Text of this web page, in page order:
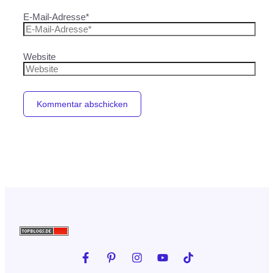
E-Mail-Adresse*
Website